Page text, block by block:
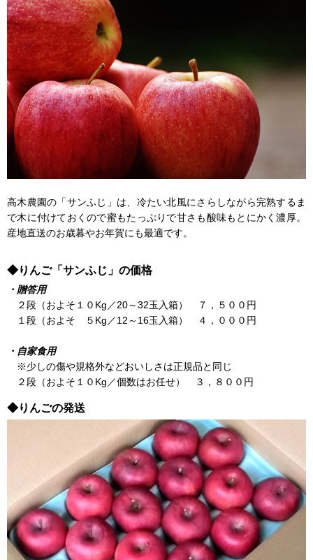
高木農園の「サンふじ」は、冷たい北風にさらしながら完熟するま
で木に付けておくので蜜もたっぷりで甘さも酸味もとにかく濃厚。
産地直送のお歳暮やお年賀にも最適です。
◆りんご「サンふじ」の価格
・贈答用
２段（およそ１０Kg／20～32玉入箱） ７，５００円
１段（およそ ５Kg／12～16玉入箱） ４，０００円
・自家食用
※少しの傷や規格外などおいしさは正規品と同じ
２段（およそ１０Kg／個数はお任せ） ３，８００円
◆りんごの発送